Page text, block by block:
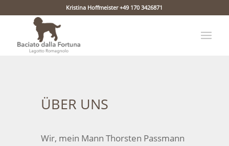
Kristina Hoffmeister +49 170 3426871
ÜBER UNS
Wir, mein Mann Thorsten Passmann